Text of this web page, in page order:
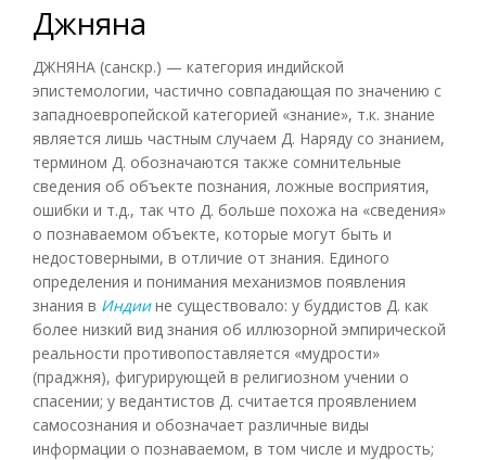
Джняна
ДЖНЯНА (санскр.) — категория индийской
эпистемологии, частично совпадающая по значению с
западноевропейской категорией «знание», т.к. знание
является лишь частным случаем Д. Наряду со знанием,
термином Д. обозначаются также сомнительные
сведения об объекте познания, ложные восприятия,
ошибки и т.д., так что Д. больше похожа на «сведения»
о познаваемом объекте, которые могут быть и
недостоверными, в отличие от знания. Единого
определения и понимания механизмов появления
знания в Индиине существовало: у буддистов Д. как
более низкий вид знания об иллюзорной эмпирической
реальности противопоставляется «мудрости»
(праджня), фигурирующей в религиозном учении о
спасении; у ведантистов Д. считается проявлением
самосознания и обозначает различные виды
информации о познаваемом, в том числе и мудрость;